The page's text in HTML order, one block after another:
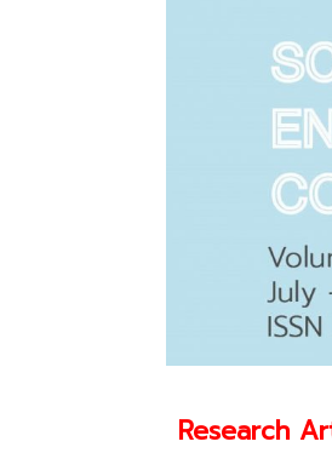
Research